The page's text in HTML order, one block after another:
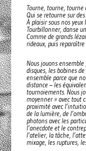
Tourne, tourne,
Qui se retourne sur
À plaisir sous nos
Tourbillonner, danse
Comme de grands
rideaux, puis
Nous jouons
disques, les bobines
ensemble parce que
distance – les
tournoiements. Nous
moyenner » avec tout
proximité avec
de la lumière, de
photons avec les
l’anecdote et le
l’atelier, la tâche,
mixage, les ruptures,